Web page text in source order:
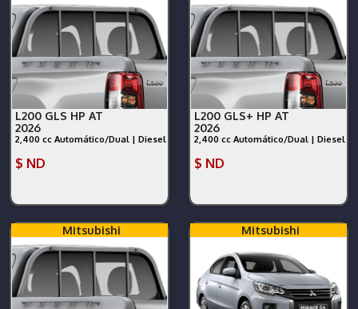
L200 GLS HP AT
2026
2,400 cc Automático/Dual | Diesel
$ ND
L200 GLS+ HP AT
2026
2,400 cc Automático/Dual | Diesel
$ ND
Mitsubishi Mitsubishi